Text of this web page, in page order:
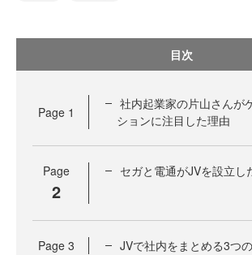
目次
Page 1
社内起業家の片山さんが
ションに注目した理由
Page
2
セガと電通がJVを設立し
Page 3 JVで社内をまとめる3つ